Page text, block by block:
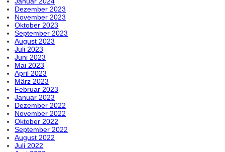
Dezember 2023
November 2023
Oktober 2023
September 2023
August 2023
Juli 2023
Juni 2023
Mai 2023
April 2023
März 2023
Februar 2023
Januar 2023
Dezember 2022
November 2022
Oktober 2022
September 2022
August 2022
Juli 2022